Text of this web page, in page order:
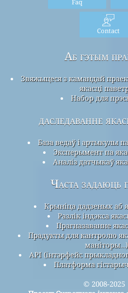
Faq
Contact
Аб гэтым
Звяжыцеся з камандай
якасці
Набор для
даследаванне
База ведаў і артыкулы
Эксперымент па
Аналіз датчыкаў
Часта задаюць
Крыніца дадзеных аб
Разлік індэкса
Прагназаванне
Прадукты для кантролю
маніторы…)
API (інтэрфейс
Платформа
© 2008-2025